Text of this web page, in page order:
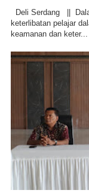
Deli Serdang ||
keterlibatan pelajar
keamanan dan keter...